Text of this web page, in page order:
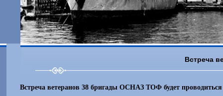
Встреча
Встреча ветеранов 38 бригады ОСНАЗ ТОФ будет